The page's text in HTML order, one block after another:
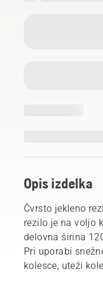
Opis izdelka
Čvrsto jekleno
rezilo je na voljo
delovna širina
Pri uporabi
kolesce, uteži